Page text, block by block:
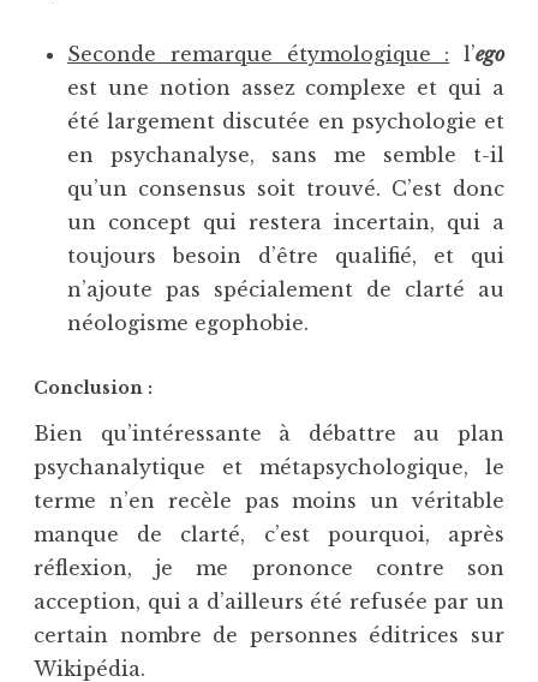
Seconde remarque étymologique : l’ego
est une notion assez complexe et qui a
été largement discutée en psychologie et
en psychanalyse, sans me semble t-il
qu’un consensus soit trouvé. C’est donc
un concept qui restera incertain, qui a
toujours besoin d’être qualifié, et qui
n’ajoute pas spécialement de clarté au
néologisme egophobie.
Conclusion :
Bien qu’intéressante à débattre au plan
psychanalytique et métapsychologique, le
terme n’en recèle pas moins un véritable
manque de clarté, c’est pourquoi, après
réflexion, je me prononce contre son
acception, qui a d’ailleurs été refusée par un
certain nombre de personnes éditrices sur
Wikipédia.